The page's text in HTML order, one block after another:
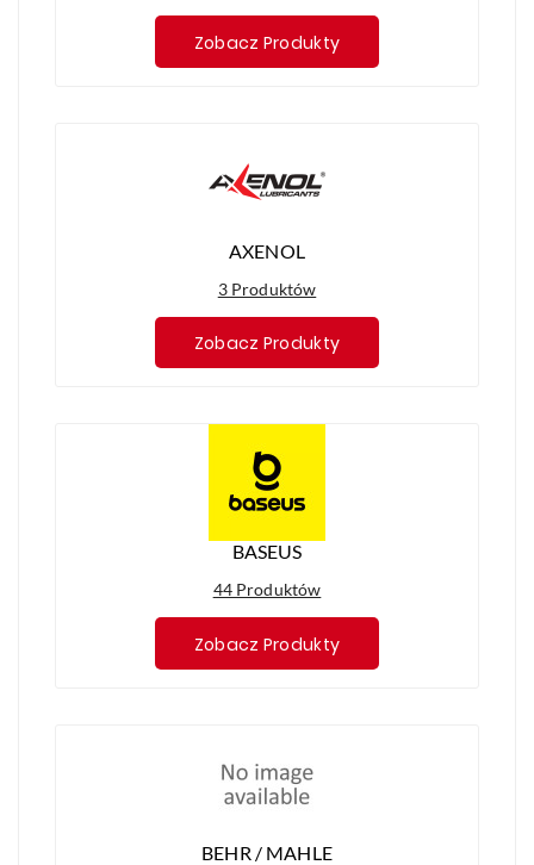
Zobacz Produkty
AXENOL
3 Produktów
Zobacz Produkty
BASEUS
44 Produktów
Zobacz Produkty
BEHR / MAHLE